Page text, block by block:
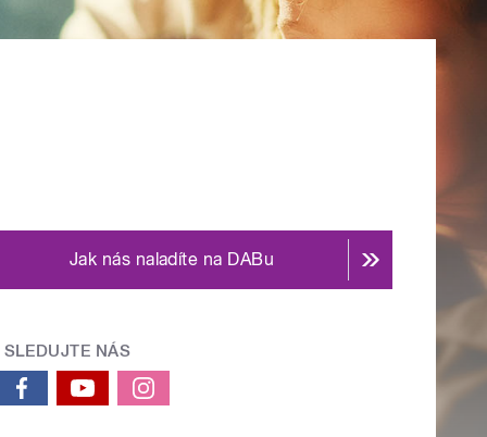
Jak nás naladíte na DABu
SLEDUJTE NÁS